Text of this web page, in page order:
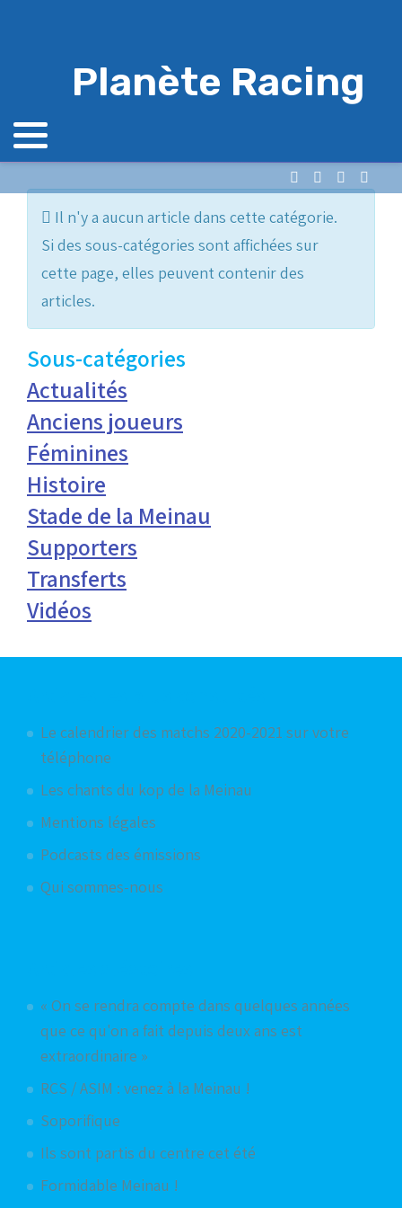
Planète Racing
Info
Il n'y a aucun article dans cette catégorie.
Si des sous-catégories sont affichées sur
cette page, elles peuvent contenir des
articles.
Sous-catégories
Actualités
Anciens joueurs
Féminines
Histoire
Stade de la Meinau
Supporters
Transferts
Vidéos
Le calendrier des matchs 2020-2021 sur votre
téléphone
Les chants du kop de la Meinau
Mentions légales
Podcasts des émissions
Qui sommes-nous
« On se rendra compte dans quelques années
que ce qu'on a fait depuis deux ans est
extraordinaire »
RCS / ASIM : venez à la Meinau !
Soporifique
Ils sont partis du centre cet été
Formidable Meinau !